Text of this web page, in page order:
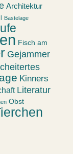
Architektur
Bastelage
Fisch am
Gejammer
Kinners
Literatur
Obst